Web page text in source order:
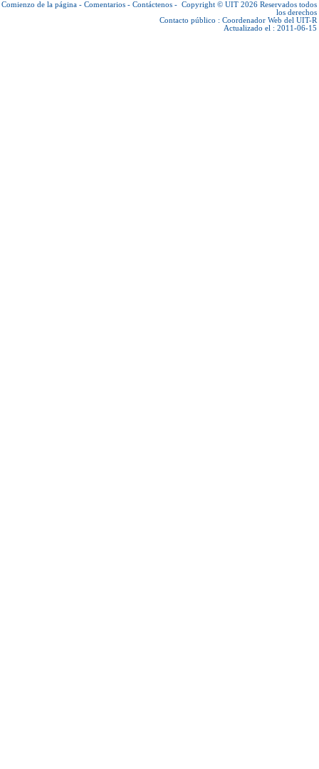
Comienzo de la página - Comentarios - Contáctenos - Copyright © UIT 2026 Reservados todos
los derechos
Contacto público : Coordenador Web del UIT-R
Actualizado el : 2011-06-15